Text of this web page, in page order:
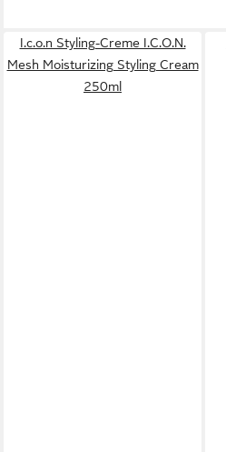
I.c.o.n Styling-Creme I.C.O.N.
Mesh Moisturizing Styling Cream
250ml